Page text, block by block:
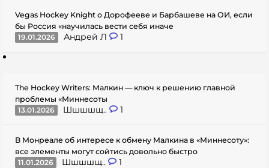
Vegas Hockey Knight о Дорофееве и Барбашеве на ОИ, если
бы Россия «научилась вести себя иначе
19.01.2026
Андрей Л 1
The Hockey Writers: Малкин — ключ к решению главной
проблемы «Миннесоты
13.01.2026
Шшшшщ.. 1
В Монреале об интересе к обмену Малкина в «Миннесоту»:
все элементы могут сойтись довольно быстро
11.01.2026
Шшшшщ.. 1